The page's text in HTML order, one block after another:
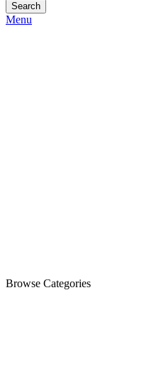
Search
Menu
Browse Categories